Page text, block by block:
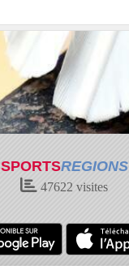
SPORTSREGIONS
47622 visites